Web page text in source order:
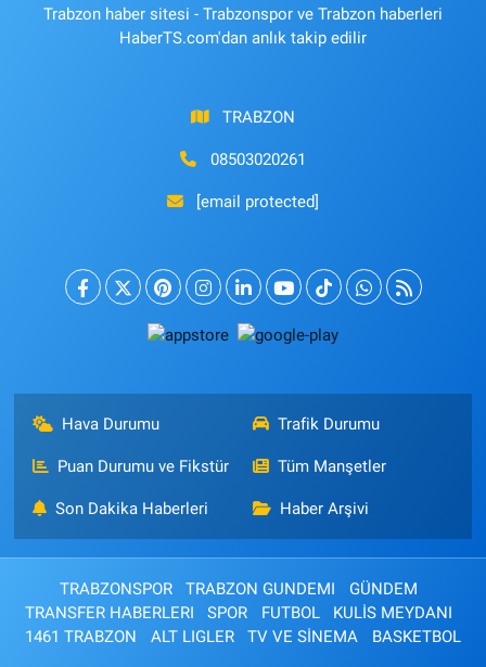
Trabzon haber sitesi - Trabzonspor ve Trabzon haberleri
HaberTS.com'dan anlık takip edilir
TRABZON
08503020261
[email protected]
Hava Durumu Trafik Durumu
Puan Durumu ve Fikstür Tüm Manşetler
Son Dakika Haberleri Haber Arşivi
TRABZONSPOR TRABZON GUNDEMI
GÜNDEM
TRANSFER HABERLERI
SPOR FUTBOL
KULİS MEYDANI
1461 TRABZON
ALT LIGLER TV VE SİNEMA BASKETBOL